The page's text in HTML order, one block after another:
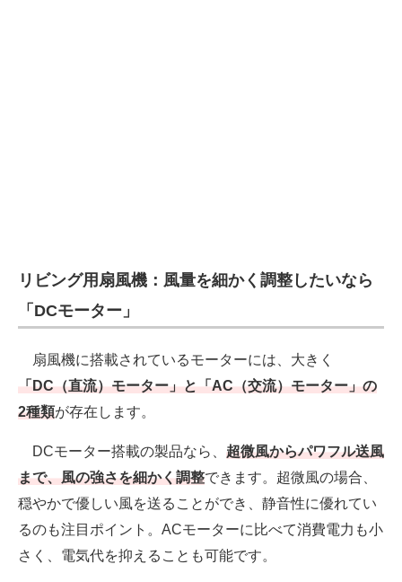
建設×テクノロジーの最前線
ちょっと気になるネットの話題
リビング用扇風機：風量を細かく調整したいなら
「DCモーター」
扇風機に搭載されているモーターには、大きく
「DC（直流）モーター」と「AC（交流）モーター」の
2種類が存在します。
DCモーター搭載の製品なら、 超微風からパワフル送風
まで、風の強さを細かく調整できます。超微風の場合、
穏やかで優しい風を送ることができ、静音性に優れてい
るのも注目ポイント。ACモーターに比べて消費電力も小
さく、電気代を抑えることも可能です。